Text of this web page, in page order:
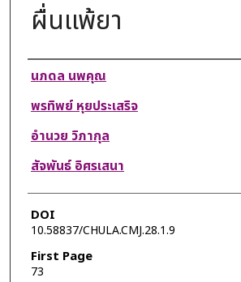
ผื่นแพ้ยา
Authors
นภดล นพคุณ
พรทิพย์ หุยประเสริจ
อำนวย วิภากุล
สัจพันธ์ อิศรเสนา
DOI
10.58837/CHULA.CMJ.28.1.9
First Page
73